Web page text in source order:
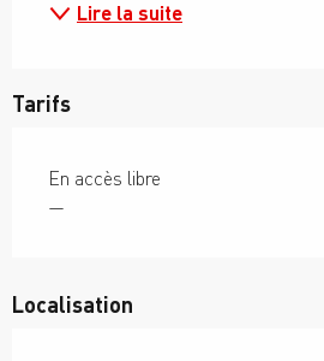
Lire la suite
Tarifs
En accès libre
—
Localisation